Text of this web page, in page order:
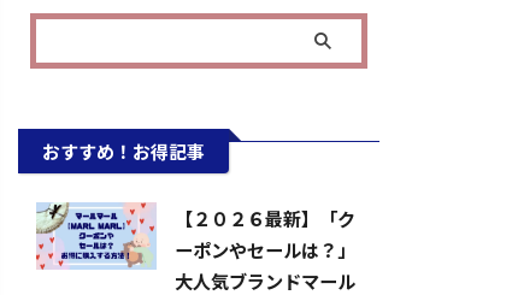
おすすめ！お得記事
【２０２６最新】「ク
ーポンやセールは？」
大人気ブランドマール